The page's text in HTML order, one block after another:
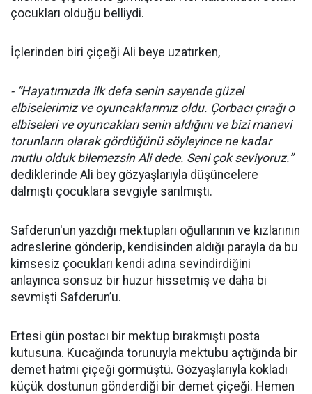
çocukları olduğu belliydi.
İçlerinden biri çiçeği Ali beye uzatırken,
- “Hayatımızda ilk defa senin sayende güzel
elbiselerimiz ve oyuncaklarımız oldu. Çorbacı çırağı o
elbiseleri ve oyuncakları senin aldığını ve bizi manevi
torunların olarak gördüğünü söyleyince ne kadar
mutlu olduk bilemezsin Ali dede. Seni çok seviyoruz.”
dediklerinde Ali bey gözyaşlarıyla düşüncelere
dalmıştı çocuklara sevgiyle sarılmıştı.
Safderun'un yazdığı mektupları oğullarının ve kızlarının
adreslerine gönderip, kendisinden aldığı parayla da bu
kimsesiz çocukları kendi adına sevindirdiğini
anlayınca sonsuz bir huzur hissetmiş ve daha bi
sevmişti Safderun’u.
Ertesi gün postacı bir mektup bırakmıştı posta
kutusuna. Kucağında torunuyla mektubu açtığında bir
demet hatmi çiçeği görmüştü. Gözyaşlarıyla kokladı
küçük dostunun gönderdiği bir demet çiçeği. Hemen